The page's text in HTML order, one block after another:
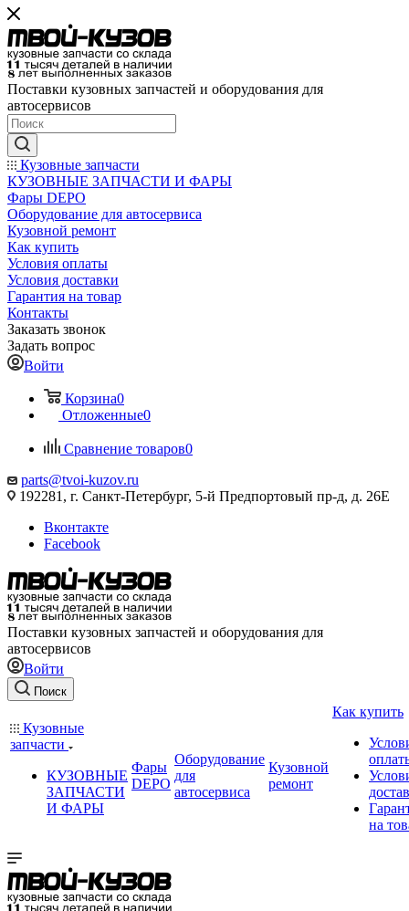
Поставки кузовных запчастей и оборудования для
автосервисов
Кузовные запчасти
КУЗОВНЫЕ ЗАПЧАСТИ И ФАРЫ
Фары DEPO
Оборудование для автосервиса
Кузовной ремонт
Как купить
Условия оплаты
Условия доставки
Гарантия на товар
Контакты
Заказать звонок
Задать вопрос
Войти
Корзина0
Отложенные0
Сравнение товаров0
parts@tvoi-kuzov.ru
192281, г. Санкт-Петербург, 5-й Предпортовый пр-д, д. 26Е
Вконтакте
Facebook
Поставки кузовных запчастей и оборудования для
автосервисов
Войти
Поиск
Кузовные
запчасти
КУЗОВНЫЕ
ЗАПЧАСТИ
И ФАРЫ
Фары
DEPO
Оборудование
для
автосервиса
Кузовной
ремонт
Как купить
на